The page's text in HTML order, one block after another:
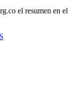
el resumen en el